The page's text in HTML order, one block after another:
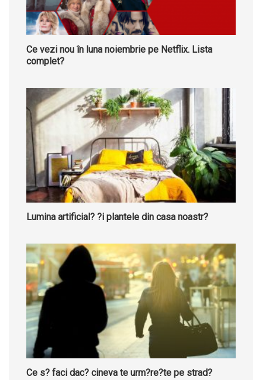
Ce vezi nou în luna noiembrie pe Netflix. Lista
complet?
Lumina artificial? ?i plantele din casa noastr?
Ce s? faci dac? cineva te urm?re?te pe strad?